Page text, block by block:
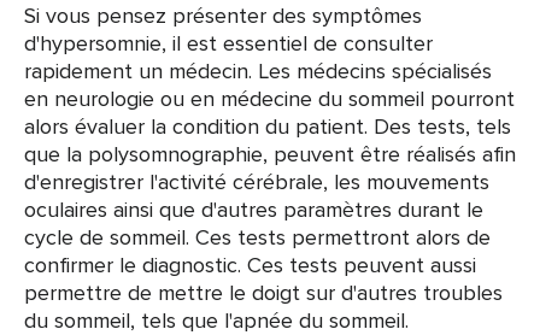
Si vous pensez présenter des symptômes
d'hypersomnie, il est essentiel de consulter
rapidement un médecin. Les médecins spécialisés
en neurologie ou en médecine du sommeil pourront
alors évaluer la condition du patient. Des tests, tels
que la polysomnographie, peuvent être réalisés afin
d'enregistrer l'activité cérébrale, les mouvements
oculaires ainsi que d'autres paramètres durant le
cycle de sommeil. Ces tests permettront alors de
confirmer le diagnostic. Ces tests peuvent aussi
permettre de mettre le doigt sur d'autres troubles
du sommeil, tels que l'apnée du sommeil.